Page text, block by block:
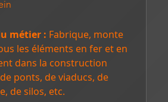
métier : Fabrique, monte
les éléments en fer et en
dans la construction
ponts, de viaducs, de
de silos, etc.